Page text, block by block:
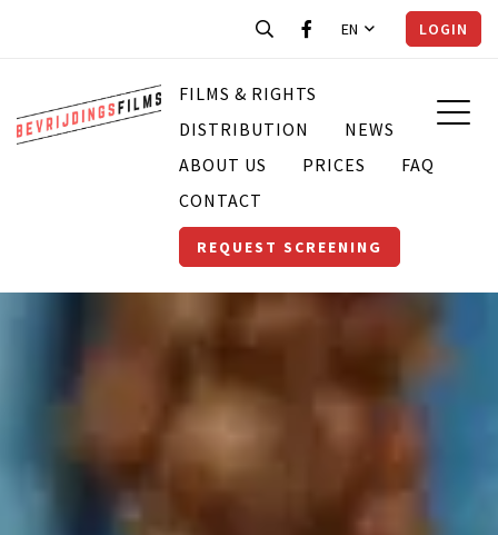
EN LOGIN
FILMS & RIGHTS
DISTRIBUTION
NEWS
ABOUT US
PRICES
FAQ
CONTACT
REQUEST SCREENING